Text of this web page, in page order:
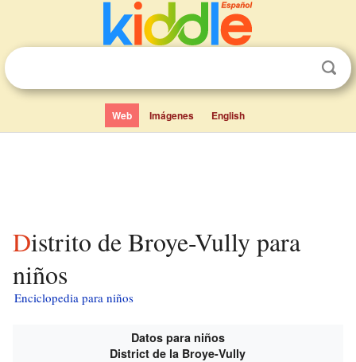
Web Imágenes English
Distrito de Broye-Vully para
niños
Enciclopedia para niños
Datos para niños
District de la Broye-Vully